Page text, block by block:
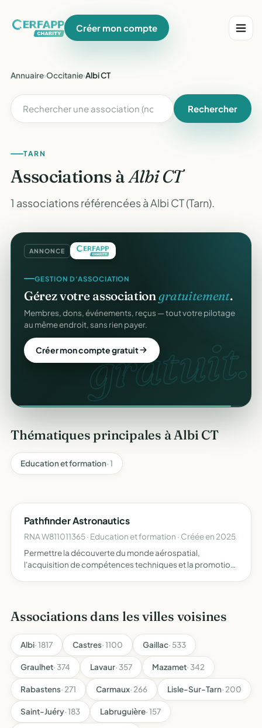
Créer mon compte
Annuaire›Occitanie›Albi CT
Rechercher
TARN
Associations àAlbi CT
1 associations référencées à Albi CT (Tarn).
ANNONCE
gratuit.
GESTION D'ASSOCIATION
Gérez votre associationgratuitement.
Membres, dons, événements, reçus — tout votre pilotage
au même endroit, sans rien payer.
Créer mon compte gratuit
Thématiques principales à Albi CT
Education et formation· 1
Pathfinder Astronautics
RNA W811011365 · Education et formation · Créée en 2025
Permettre la découverte du monde aérospatial,
l'acquisition de compétences techniques et la promotion
Associations dans les villes voisines
Albi· 1817 Castres· 1100 Gaillac· 533
Graulhet· 374 Lavaur· 357 Mazamet· 342
Rabastens· 271 Carmaux· 266 Lisle-Sur-Tarn· 200
Saint-Juéry· 183 Labruguière· 157